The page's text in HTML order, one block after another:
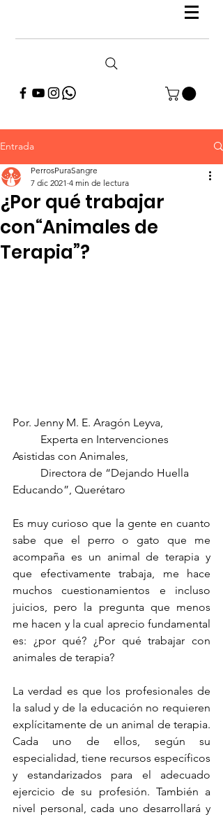
Entrada
¿Por qué trabajar
con“Animales de
Terapia”?
PerrosPuraSangre
7 dic 2021 4 min de lectura
Por. Jenny M. E. Aragón Leyva,
Asistidas con Animales,
Educando”, Querétaro
Es muy curioso que la gente en cuanto
sabe que el perro o gato que me
acompaña es un animal de terapia y
que efectivamente trabaja, me hace
muchos cuestionamientos e incluso
juicios, pero la pregunta que menos
me hacen y la cual aprecio fundamental
es: ¿por qué? ¿Por qué trabajar con
animales de terapia?
La verdad es que los profesionales de
la salud y de la educación no requieren
explícitamente de un animal de terapia.
Cada uno de ellos, según su
especialidad, tiene recursos específicos
y estandarizados para el adecuado
ejercicio de su profesión. También a
nivel personal, cada uno desarrollará y